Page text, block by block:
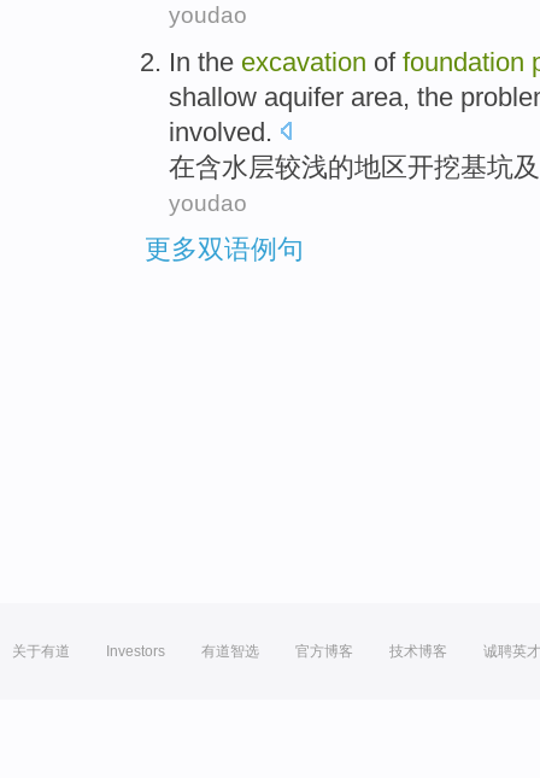
youdao
In the excavation of foundation
shallow aquifer area, the
involved.
在含水层较浅的地区开挖基坑及
youdao
更多双语例句
关于有道 Investors 有道智选 官方博客 技术博客 诚聘英才